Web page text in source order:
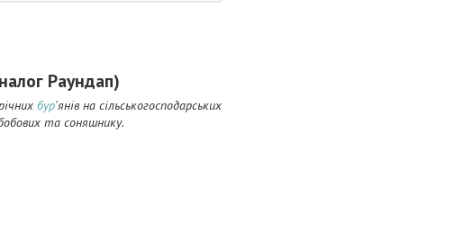
Раундап)
бур'янів на сільськогосподарських
та соняшнику.